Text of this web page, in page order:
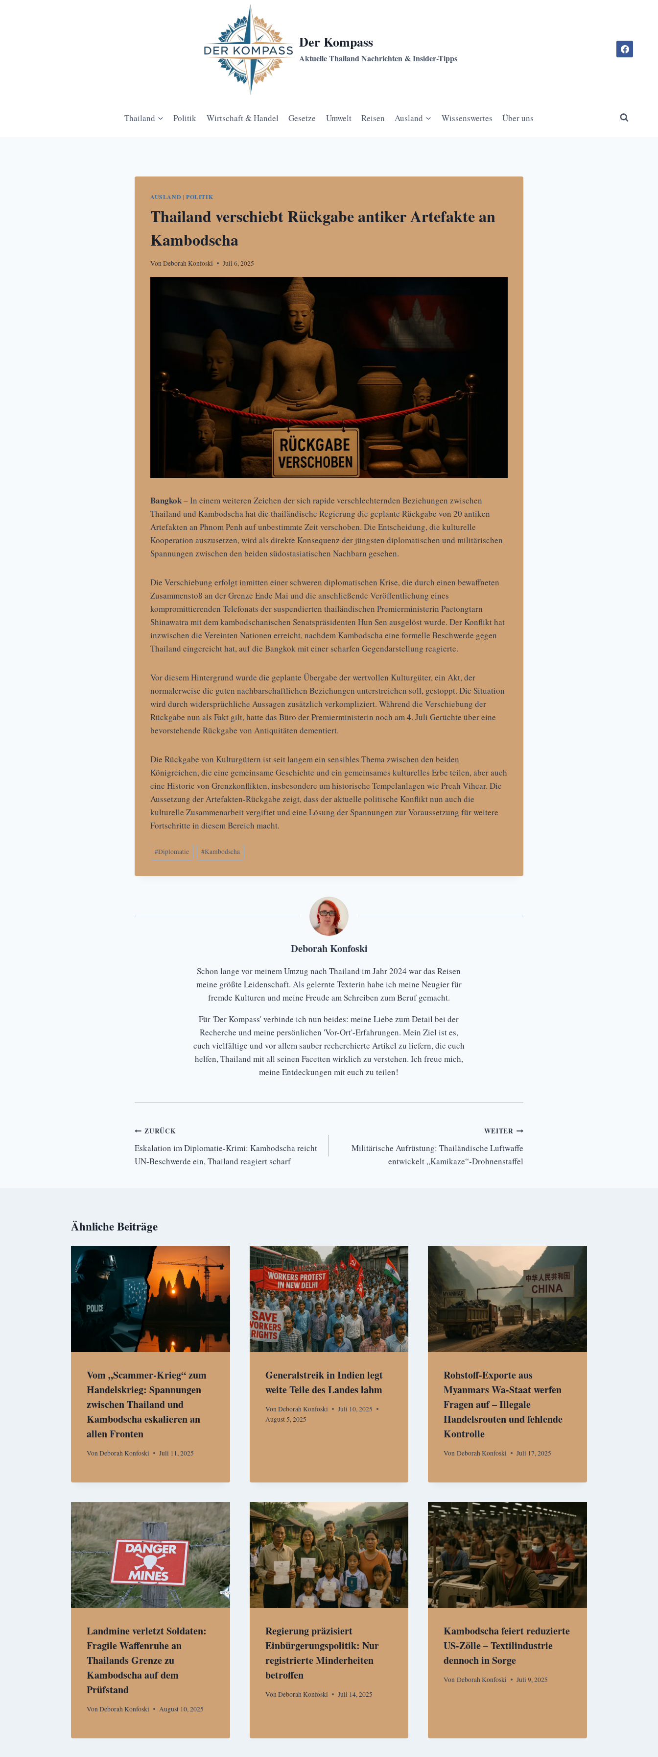
Der Kompass
Aktuelle Thailand Nachrichten & Insider-Tipps
Thailand Politik Wirtschaft & Handel Gesetze Umwelt Reisen Ausland Wissenswertes Über uns
AUSLAND | POLITIK
Thailand verschiebt Rückgabe antiker Artefakte an
Kambodscha
Von Deborah Konfoski Juli 6, 2025
Bangkok– In einem weiteren Zeichen der sich rapide verschlechternden Beziehungen zwischen
Thailand und Kambodscha hat die thailändische Regierung die geplante Rückgabe von 20 antiken
Artefakten an Phnom Penh auf unbestimmte Zeit verschoben. Die Entscheidung, die kulturelle
Kooperation auszusetzen, wird als direkte Konsequenz der jüngsten diplomatischen und militärischen
Spannungen zwischen den beiden südostasiatischen Nachbarn gesehen.
Die Verschiebung erfolgt inmitten einer schweren diplomatischen Krise, die durch einen bewaffneten
Zusammenstoß an der Grenze Ende Mai und die anschließende Veröffentlichung eines
kompromittierenden Telefonats der suspendierten thailändischen Premierministerin Paetongtarn
Shinawatra mit dem kambodschanischen Senatspräsidenten Hun Sen ausgelöst wurde. Der Konflikt hat
inzwischen die Vereinten Nationen erreicht, nachdem Kambodscha eine formelle Beschwerde gegen
Thailand eingereicht hat, auf die Bangkok mit einer scharfen Gegendarstellung reagierte.
Vor diesem Hintergrund wurde die geplante Übergabe der wertvollen Kulturgüter, ein Akt, der
normalerweise die guten nachbarschaftlichen Beziehungen unterstreichen soll, gestoppt. Die Situation
wird durch widersprüchliche Aussagen zusätzlich verkompliziert. Während die Verschiebung der
Rückgabe nun als Fakt gilt, hatte das Büro der Premierministerin noch am 4. Juli Gerüchte über eine
bevorstehende Rückgabe von Antiquitäten dementiert.
Die Rückgabe von Kulturgütern ist seit langem ein sensibles Thema zwischen den beiden
Königreichen, die eine gemeinsame Geschichte und ein gemeinsames kulturelles Erbe teilen, aber auch
eine Historie von Grenzkonflikten, insbesondere um historische Tempelanlagen wie Preah Vihear. Die
Aussetzung der Artefakten-Rückgabe zeigt, dass der aktuelle politische Konflikt nun auch die
kulturelle Zusammenarbeit vergiftet und eine Lösung der Spannungen zur Voraussetzung für weitere
Fortschritte in diesem Bereich macht.
Schlagworte:
#Diplomatie #Kambodscha
Deborah Konfoski
Schon lange vor meinem Umzug nach Thailand im Jahr 2024 war das Reisen
meine größte Leidenschaft. Als gelernte Texterin habe ich meine Neugier für
fremde Kulturen und meine Freude am Schreiben zum Beruf gemacht.
Für 'Der Kompass' verbinde ich nun beides: meine Liebe zum Detail bei der
Recherche und meine persönlichen 'Vor-Ort'-Erfahrungen. Mein Ziel ist es,
euch vielfältige und vor allem sauber recherchierte Artikel zu liefern, die euch
helfen, Thailand mit all seinen Facetten wirklich zu verstehen. Ich freue mich,
meine Entdeckungen mit euch zu teilen!
Beitrags-
Navigation
ZURÜCK
Eskalation im Diplomatie-Krimi: Kambodscha reicht
UN-Beschwerde ein, Thailand reagiert scharf
WEITER
Militärische Aufrüstung: Thailändische Luftwaffe
entwickelt „Kamikaze“-Drohnenstaffel
Ähnliche Beiträge
Vom „Scammer-Krieg“ zum
Handelskrieg: Spannungen
zwischen Thailand und
Kambodscha eskalieren an
allen Fronten
VonDeborah Konfoski Juli 11, 2025
Generalstreik in Indien legt
weite Teile des Landes lahm
VonDeborah Konfoski
Juli 10, 2025
August 5, 2025
Rohstoff-Exporte aus
Myanmars Wa-Staat werfen
Fragen auf – Illegale
Handelsrouten und fehlende
Kontrolle
Von Deborah Konfoski Juli 17, 2025
Landmine verletzt Soldaten:
Fragile Waffenruhe an
Thailands Grenze zu
Kambodscha auf dem
Prüfstand
VonDeborah Konfoski August 10, 2025
Regierung präzisiert
Einbürgerungspolitik: Nur
registrierte Minderheiten
betroffen
VonDeborah Konfoski Juli 14, 2025
Kambodscha feiert reduzierte
US-Zölle – Textilindustrie
dennoch in Sorge
Von Deborah Konfoski Juli 9, 2025